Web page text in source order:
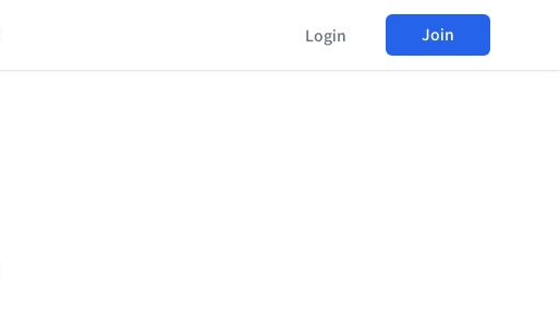
Login Join